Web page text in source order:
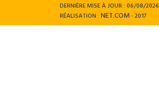
DERNIÈRE MISE À JOUR : 06/08/2026
RÉALISATION : NET.COM- 2017